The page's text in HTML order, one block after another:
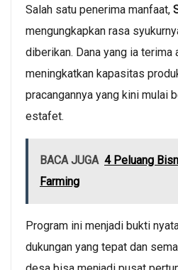
Salah satu penerima manfaat,
mengungkapkan rasa
diberikan. Dana yang ia terima
meningkatkan kapasitas
pracangannya yang kini mulai
estafet.
BACA JUGA 4 Peluang
Farming
Program ini menjadi bukti
dukungan yang tepat dan